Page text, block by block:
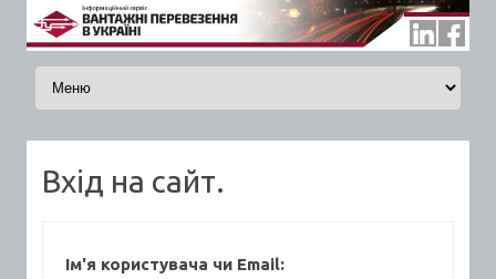
Skip to content
Вхід на сайт.
Ім'я користувача чи Email: